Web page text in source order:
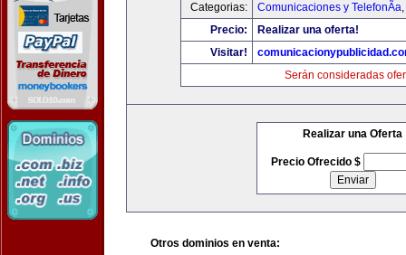
Categorias:
Comunicaciones y TelefonÃ­a,
Precio:
Realizar una oferta!
Visitar!
Serán consideradas
Realizar una Oferta
Precio Ofrecido $
Otros dominios en venta: